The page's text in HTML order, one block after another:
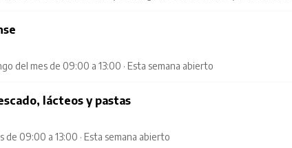
del mes de 09:00 a 13:00 · Esta semana abierto
lácteos y pastas
de 09:00 a 13:00 · Esta semana abierto